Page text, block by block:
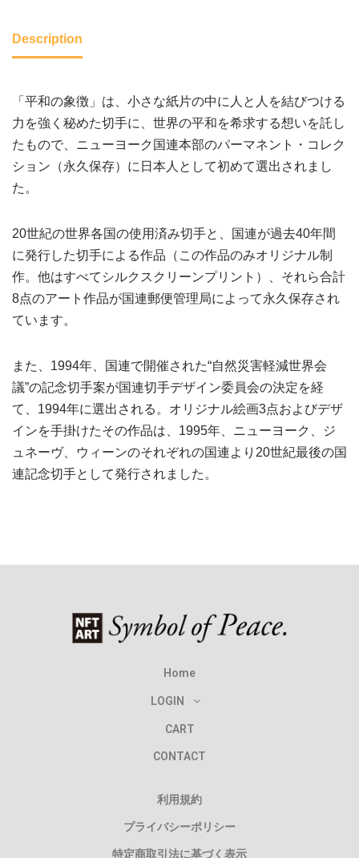
Description
「平和の象徴」は、小さな紙片の中に人と人を結びつける
力を強く秘めた切手に、世界の平和を希求する想いを託し
たもので、ニューヨーク国連本部のパーマネント・コレク
ション（永久保存）に日本人として初めて選出されまし
た。
20世紀の世界各国の使用済み切手と、国連が過去40年間
に発行した切手による作品（この作品のみオリジナル制
作。他はすべてシルクスクリーンプリント）、それら合計
8点のアート作品が国連郵便管理局によって永久保存され
ています。
また、1994年、国連で開催された“自然災害軽減世界会
議”の記念切手案が国連切手デザイン委員会の決定を経
て、1994年に選出される。オリジナル絵画3点およびデザ
インを手掛けたその作品は、1995年、ニューヨーク、ジ
ュネーヴ、ウィーンのそれぞれの国連より20世紀最後の国
連記念切手として発行されました。
Home
LOGIN
CART
CONTACT
利用規約
プライバシーポリシー
特定商取引法に基づく表示